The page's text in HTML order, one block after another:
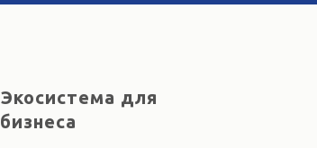
Экосистема для
бизнеса